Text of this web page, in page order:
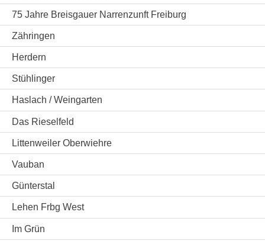
75 Jahre Breisgauer Narrenzunft Freiburg
Zähringen
Herdern
Stühlinger
Haslach / Weingarten
Das Rieselfeld
Littenweiler Oberwiehre
Vauban
Günterstal
Lehen Frbg West
Im Grün